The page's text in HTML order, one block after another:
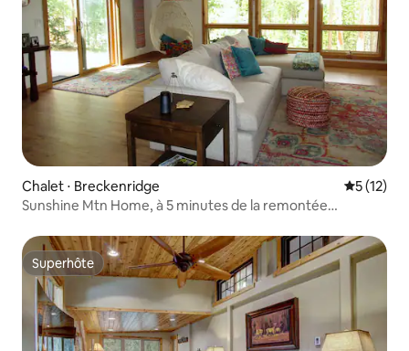
Chalet ⋅ Breckenridge
5 (12)
Sunshine Mtn Home, à 5 minutes de la remontée
Superhôte
Superhôte